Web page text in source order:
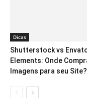
Dicas
Shutterstock vs
Elements: Onde
Imagens para seu Site?